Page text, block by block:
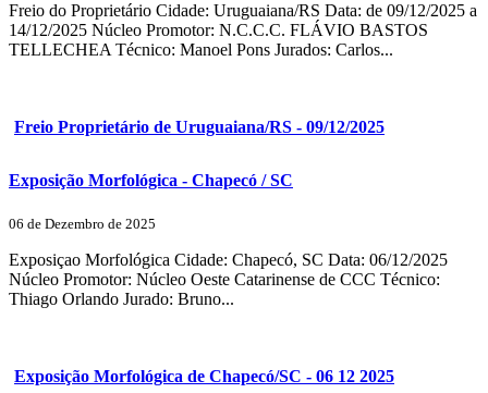
Freio do Proprietário Cidade: Uruguaiana/RS Data: de 09/12/2025 a
14/12/2025 Núcleo Promotor: N.C.C.C. FLÁVIO BASTOS
TELLECHEA Técnico: Manoel Pons Jurados: Carlos...
Freio Proprietário de Uruguaiana/RS - 09/12/2025
Exposição Morfológica - Chapecó / SC
06 de Dezembro de 2025
Exposiçao Morfológica Cidade: Chapecó, SC Data: 06/12/2025
Núcleo Promotor: Núcleo Oeste Catarinense de CCC Técnico:
Thiago Orlando Jurado: Bruno...
Exposição Morfológica de Chapecó/SC - 06 12 2025